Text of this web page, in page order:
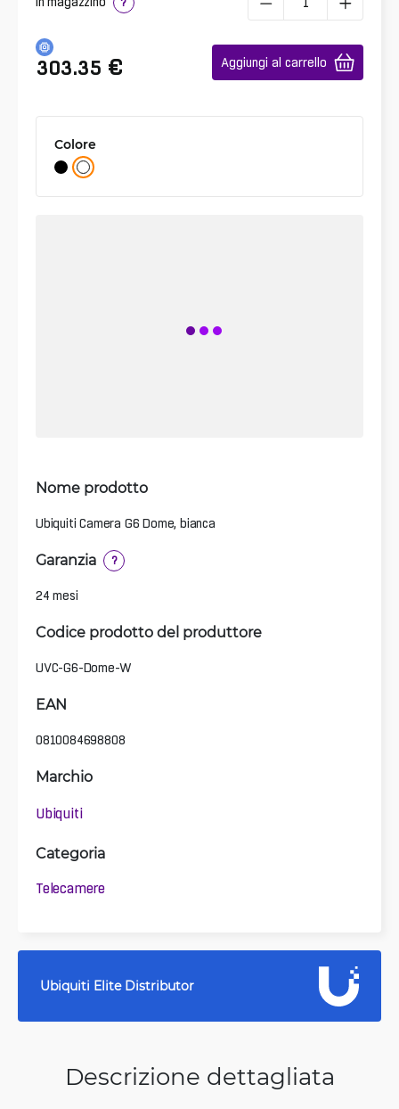
?
303.35 € Aggiungi al carrello
Colore
Nome prodotto
Ubiquiti Camera G6 Dome, bianca
Garanzia ?
24 mesi
Codice prodotto del produttore
UVC-G6-Dome-W
EAN
0810084698808
Marchio
Ubiquiti
Categoria
Telecamere
Ubiquiti Elite Distributor
Descrizione dettagliata